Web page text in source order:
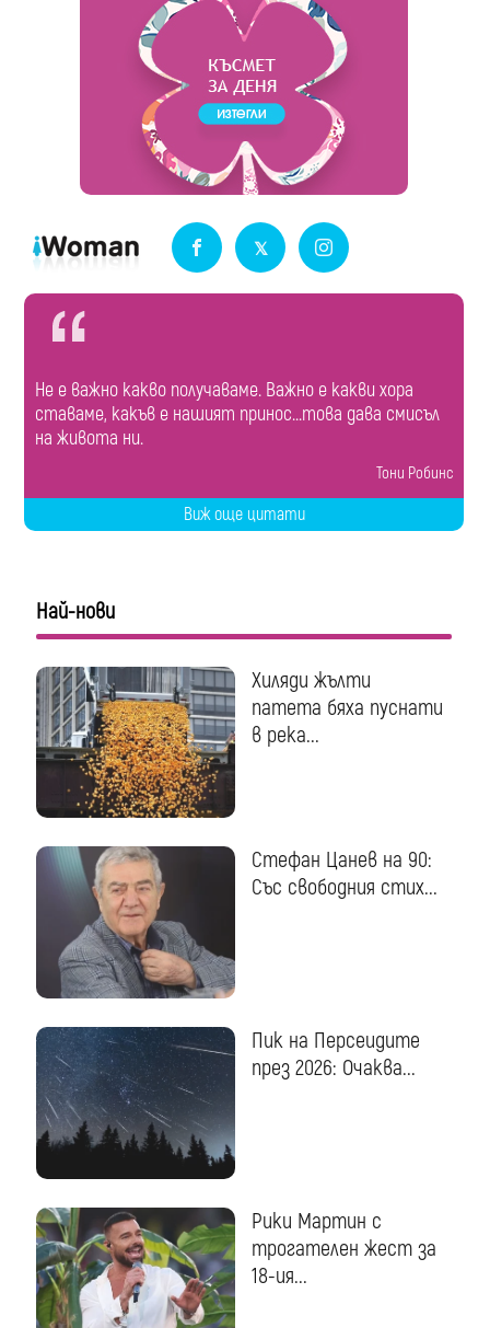
Не е важно какво получаваме. Важно е какви хора
ставаме, какъв е нашият принос...това дава смисъл
на живота ни.
Тони Робинс
Виж още цитати
Най-нови
Хиляди жълти
патета бяха пуснати
в река...
Стефан Цанев на 90:
Със свободния стих...
Пик на Персеидите
през 2026: Очаква...
Рики Мартин с
трогателен жест за
18-ия...